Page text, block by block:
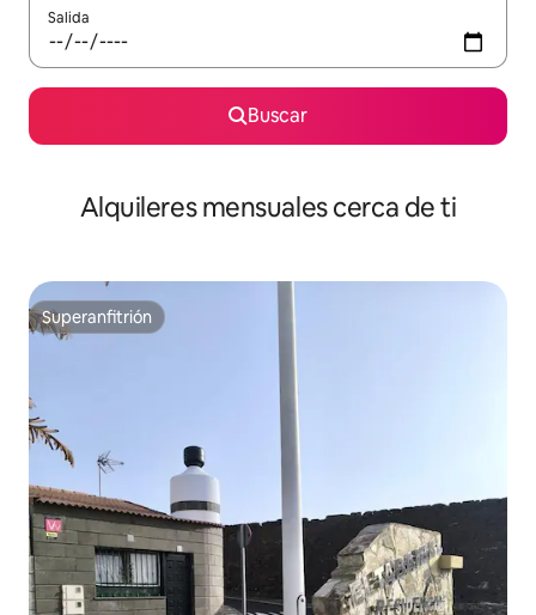
Salida
Buscar
Alquileres mensuales cerca de ti
Superanfitrión
Superanfitrión